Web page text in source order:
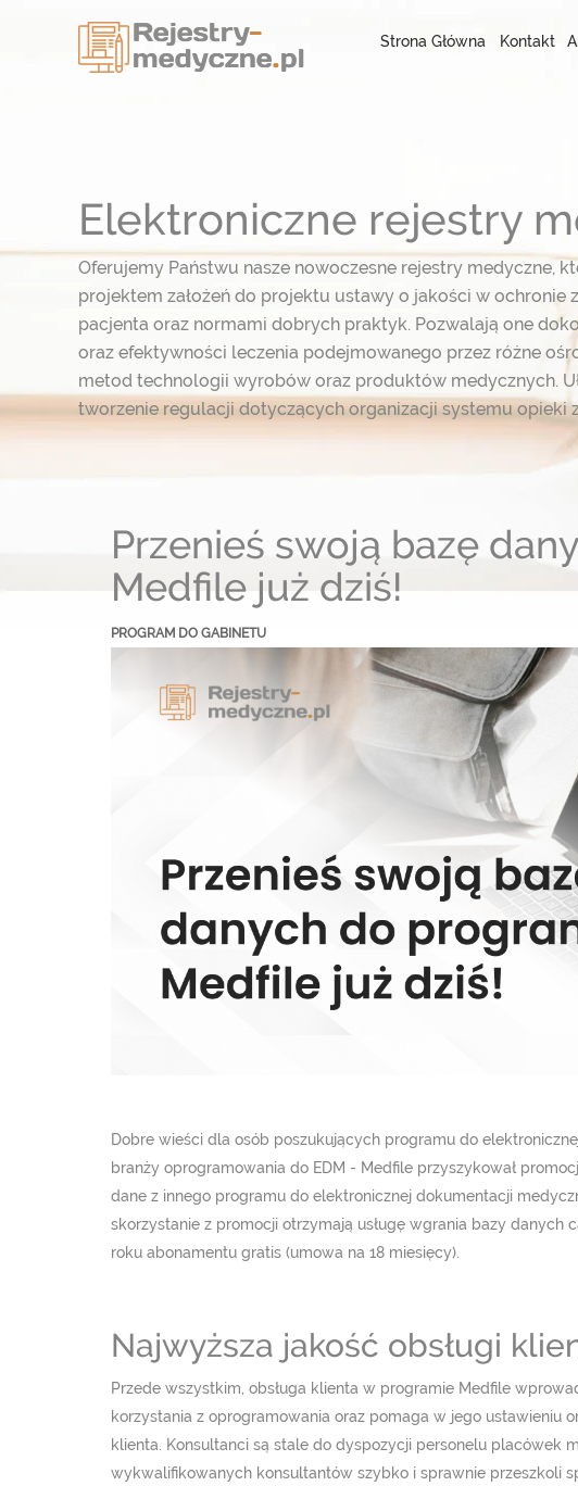
Strona Główna Kontakt
Elektroniczne rejestry
Oferujemy Państwu nasze nowoczesne rejestry medyczne,
projektem założeń do projektu ustawy o jakości w ochronie
pacjenta oraz normami dobrych praktyk. Pozwalają one
oraz efektywności leczenia podejmowanego przez różne
metod technologii wyrobów oraz produktów medycznych.
tworzenie regulacji dotyczących organizacji systemu opieki
Przenieś swoją bazę
Medfile już dziś!
PROGRAM DO GABINETU
Dobre wieści dla osób poszukujących programu do
branży oprogramowania do EDM - Medfile przyszykował
dane z innego programu do elektronicznej dokumentacji
skorzystanie z promocji otrzymają usługę wgrania bazy danych
roku abonamentu gratis (umowa na 18 miesięcy).
Najwyższa jakość obsługi
Przede wszystkim, obsługa klienta w programie Medfile
korzystania z oprogramowania oraz pomaga w jego ustawieniu
klienta. Konsultanci są stale do dyspozycji personelu placówek
wykwalifikowanych konsultantów szybko i sprawnie przeszkoli